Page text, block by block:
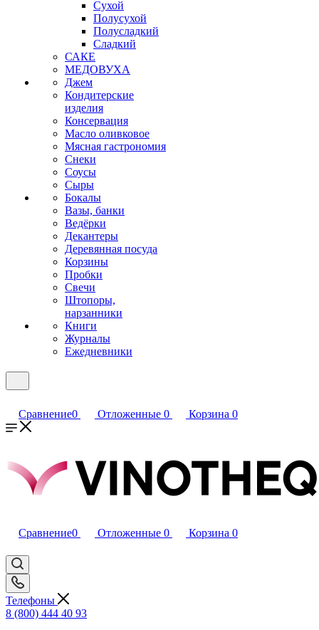
Сухой
Полусухой
Полусладкий
Сладкий
САКЕ
МЕДОВУХА
Джем
Кондитерские
изделия
Консервация
Масло оливковое
Мясная гастрономия
Снеки
Соусы
Сыры
Бокалы
Вазы, банки
Ведёрки
Декантеры
Деревянная посуда
Корзины
Пробки
Свечи
Штопоры,
нарзанники
Книги
Журналы
Ежедневники
Сравнение0 Отложенные 0 Корзина 0
Сравнение0 Отложенные 0 Корзина 0
Телефоны
8 (800) 444 40 93